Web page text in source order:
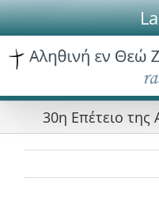
Skip
to
content
30η Eπέτειο